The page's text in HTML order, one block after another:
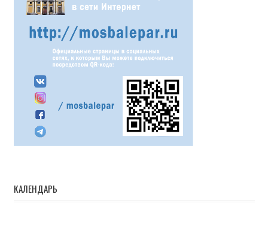
КАЛЕНДАРЬ